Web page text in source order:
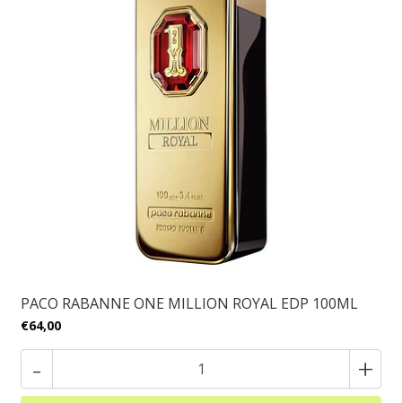
PACO RABANNE ONE MILLION ROYAL EDP 100ML
€64,00
- +